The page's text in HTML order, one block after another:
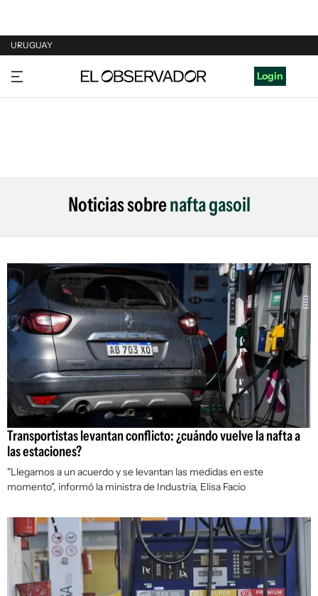
URUGUAY
URUGUAY
ARGENTINA
Login
Noticias sobrenafta gasoil
Transportistas levantan conflicto: ¿cuándo vuelve la nafta a
las estaciones?
"Llegamos a un acuerdo y se levantan las medidas en este
momento", informó la ministra de Industria, Elisa Facio